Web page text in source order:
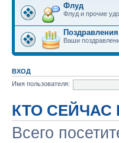
Флуд
Флуд и прочие
Поздравления
Ваши
ВХОД
Имя пользователя:
КТО СЕЙЧАС
Всего